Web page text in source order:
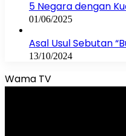
5 Negara dengan
01/06/2025
Asal Usul Sebutan
13/10/2024
Wama TV